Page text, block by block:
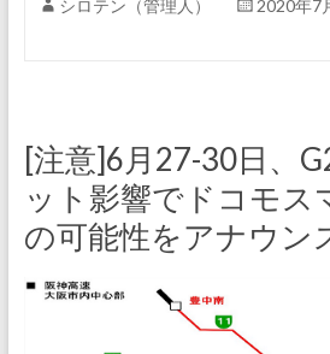
シロテン（管理人） 2020年7
[注意]6月27-30日、
ット影響でドコモス
の可能性をアナウン